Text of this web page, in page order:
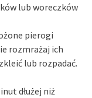
lub woreczków
pierogi
rozmrażaj ich
lub rozpadać.
dłużej niż